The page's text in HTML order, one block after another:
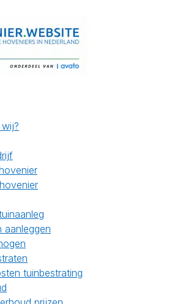
aanleggen
tuinbestrating